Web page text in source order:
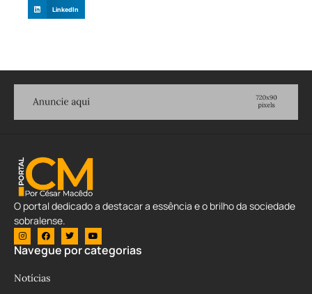
LinkedIn
O portal dedicado a destacar a essência e o brilho da sociedade
sobralense.
Navegue por categorias
Notícias